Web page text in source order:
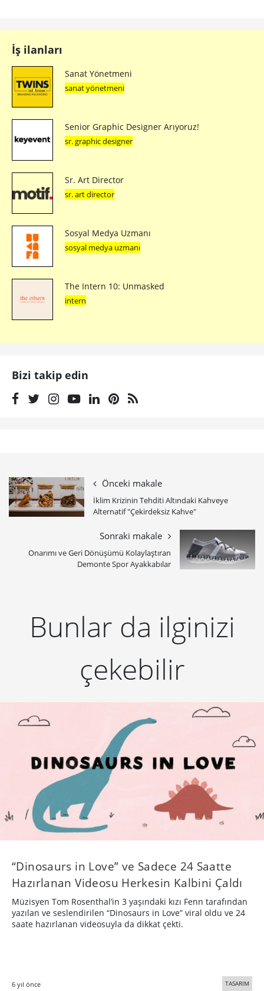
İş ilanları
Sanat Yönetmeni
sanat yönetmeni
Senior Graphic Designer Arıyoruz!
sr. graphic designer
Sr. Art Director
sr. art director
Sosyal Medya Uzmanı
sosyal medya uzmanı
The Intern 10: Unmasked
intern
Bizi takip edin
Önceki makale
İklim Krizinin Tehditi Altındaki Kahveye
Alternatif "Çekirdeksiz Kahve"
Sonraki makale
Onarımı ve Geri Dönüşümü Kolaylaştıran
Demonte Spor Ayakkabılar
Bunlar da ilginizi
çekebilir
“Dinosaurs in Love” ve Sadece 24 Saatte
Hazırlanan Videosu Herkesin Kalbini Çaldı
Müzisyen Tom Rosenthal’in 3 yaşındaki kızı Fenn tarafından
yazılan ve seslendirilen “Dinosaurs in Love” viral oldu ve 24
saate hazırlanan videosuyla da dikkat çekti.
6 yıl önce TASARIM